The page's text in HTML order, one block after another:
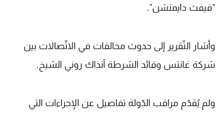
"فيفث دايمنشن".
وأشار التّقرير إلى حدوث مخالفات في الاتّصالات بين
شركة غانتس وقائد الشرطة آنذاك روني الشيخ.
ولم يُقدّم مراقب الدّولة تفاصيل عن الإجراءات التي